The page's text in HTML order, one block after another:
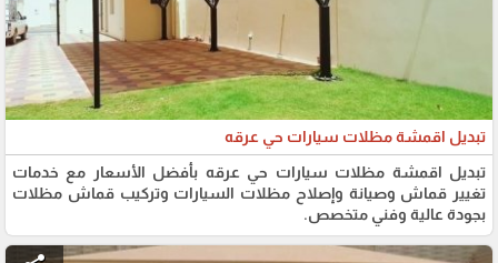
تبديل اقمشة مظلات سيارات حي عرقه
تبديل اقمشة مظلات سيارات حي عرقه بأفضل الأسعار مع خدمات
تغيير قماش وصيانة وإصلاح مظلات السيارات وتركيب قماش مظلات
بجودة عالية وفني متخصص.